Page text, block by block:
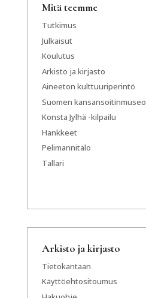
Mitä teemme
Tutkimus
Julkaisut
Koulutus
Arkisto ja kirjasto
Aineeton kulttuuriperintö
Suomen kansansoitinmuseo
Konsta Jylhä -kilpailu
Hankkeet
Pelimannitalo
Tallari
Arkisto ja kirjasto
Tietokantaan
Käyttöehtositoumus